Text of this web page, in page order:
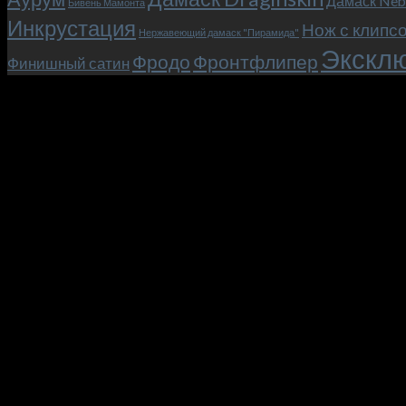
Инкрустация Нержавеющий дамаск "Пирамида" Нож с
Финишный сатин Фродо Фронтфлипер